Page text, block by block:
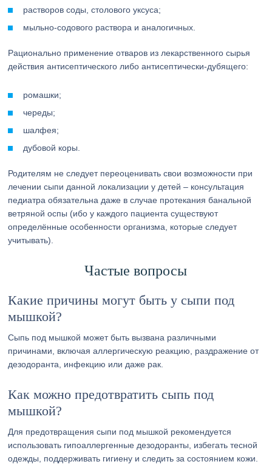
растворов соды, столового уксуса;
мыльно-содового раствора и аналогичных.
Рационально применение отваров из лекарственного сырья
действия антисептического либо антисептически-дубящего:
ромашки;
череды;
шалфея;
дубовой коры.
Родителям не следует переоценивать свои возможности при
лечении сыпи данной локализации у детей – консультация
педиатра обязательна даже в случае протекания банальной
ветряной оспы (ибо у каждого пациента существуют
определённые особенности организма, которые следует
учитывать).
Частые вопросы
Какие причины могут быть у сыпи под
мышкой?
Сыпь под мышкой может быть вызвана различными
причинами, включая аллергическую реакцию, раздражение от
дезодоранта, инфекцию или даже рак.
Как можно предотвратить сыпь под
мышкой?
Для предотвращения сыпи под мышкой рекомендуется
использовать гипоаллергенные дезодоранты, избегать тесной
одежды, поддерживать гигиену и следить за состоянием кожи.